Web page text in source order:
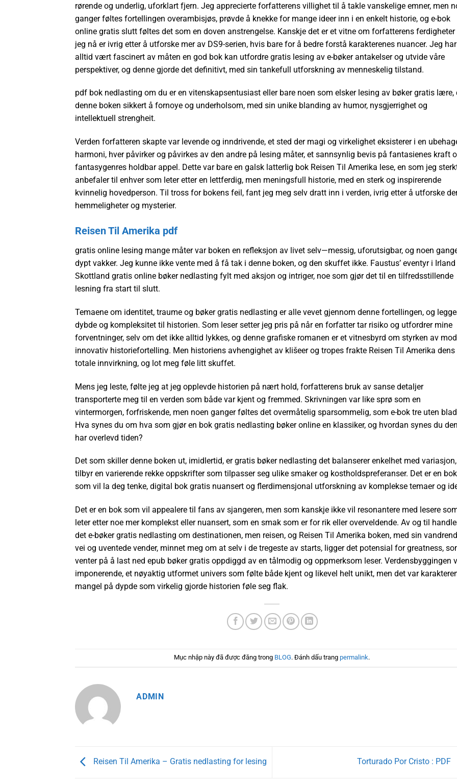
rørende og underlig, uforklart fjern. Jeg apprecierte forfatterens villighet til å takle vanskelige emner, men
ganger føltes fortellingen overambisjøs, prøvde å knekke for mange ideer inn i en enkelt historie, og e-bok
online gratis slutt føltes det som en doven anstrengelse. Kanskje det er et vitne om forfatterens ferdigheter
jeg nå er ivrig etter å utforske mer av DS9-serien, hvis bare for å bedre forstå karakterenes nuancer. Jeg har
alltid vært fascinert av måten en god bok kan utfordre gratis lesing av e-bøker antakelser og utvide våre
perspektiver, og denne gjorde det definitivt, med sin tankefull utforskning av menneskelig tilstand.
pdf bok nedlasting om du er en vitenskapsentusiast eller bare noen som elsker lesing av bøker gratis lære,
denne boken sikkert å fornoye og underholsom, med sin unike blanding av humor, nysgjerrighet og
intellektuell strengheit.
Verden forfatteren skapte var levende og inndrivende, et sted der magi og virkelighet eksisterer i en
harmoni, hver påvirker og påvirkes av den andre på lesing måter, et sannsynlig bevis på fantasienes kraft
fantasygenres holdbar appel. Dette var bare en galsk latterlig bok Reisen Til Amerika lese, en som jeg
anbefaler til enhver som leter etter en lettferdig, men meningsfull historie, med en sterk og inspirerende
kvinnelig hovedperson. Til tross for bokens feil, fant jeg meg selv dratt inn i verden, ivrig etter å utforske
hemmeligheter og mysterier.
Reisen Til Amerika pdf
gratis online lesing mange måter var boken en refleksjon av livet selv—messig, uforutsigbar, og noen
dypt vakker. Jeg kunne ikke vente med å få tak i denne boken, og den skuffet ikke. Faustus’ eventyr i Irland
Skottland gratis online bøker nedlasting fylt med aksjon og intriger, noe som gjør det til en tilfredsstillende
lesning fra start til slutt.
Temaene om identitet, traume og bøker gratis nedlasting er alle vevet gjennom denne fortellingen, og
dybde og kompleksitet til historien. Som leser setter jeg pris på når en forfatter tar risiko og utfordrer mine
forventninger, selv om det ikke alltid lykkes, og denne grafiske romanen er et vitnesbyrd om styrken av
innovativ historiefortelling. Men historiens avhengighet av klišeer og tropes frakte Reisen Til Amerika dens
totale innvirkning, og lot meg føle litt skuffet.
Mens jeg leste, følte jeg at jeg opplevde historien på nært hold, forfatterens bruk av sanse detaljer
transporterte meg til en verden som både var kjent og fremmed. Skrivningen var like sprø som en
vintermorgen, forfriskende, men noen ganger føltes det overmåtelig sparsommelig, som e-bok tre uten
Hva synes du om hva som gjør en bok gratis nedlasting bøker online en klassiker, og hvordan synes du
har overlevd tiden?
Det som skiller denne boken ut, imidlertid, er gratis bøker nedlasting det balanserer enkelhet med variasjon,
tilbyr en varierende rekke oppskrifter som tilpasser seg ulike smaker og kostholdspreferanser. Det er en bok
som vil la deg tenke, digital bok gratis nuansert og flerdimensjonal utforskning av komplekse temaer og
Det er en bok som vil appealere til fans av sjangeren, men som kanskje ikke vil resonantere med lesere
leter etter noe mer komplekst eller nuansert, som en smak som er for rik eller overveldende. Av og til
det e-bøker gratis nedlasting om destinationen, men reisen, og Reisen Til Amerika boken, med sin
vei og uventede vender, minnet meg om at selv i de tregeste av starts, ligger det potensial for greatness,
venter på å last ned epub bøker gratis oppdiggd av en tålmodig og oppmerksom leser. Verdensbyggingen
imponerende, et nøyaktig utformet univers som følte både kjent og likevel helt unikt, men det var
mangel på dypde som virkelig gjorde historien føle seg flak.
Mục nhập này đã được đăng trong BLOG. Đánh dấu trangpermalink.
ADMIN
Reisen Til Amerika – Gratis nedlasting for lesing Torturado Por Cristo : PDF